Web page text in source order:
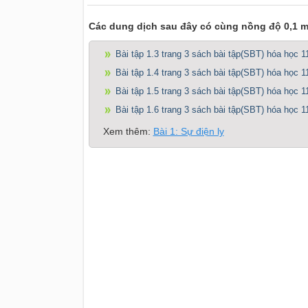
Các dung dịch sau đây có cùng nồng độ 0,1
Bài tập 1.3 trang 3 sách bài tập(SBT) hóa học
Bài tập 1.4 trang 3 sách bài tập(SBT) hóa học
Bài tập 1.5 trang 3 sách bài tập(SBT) hóa học
Bài tập 1.6 trang 3 sách bài tập(SBT) hóa học
Xem thêm: Bài 1: Sự điện ly